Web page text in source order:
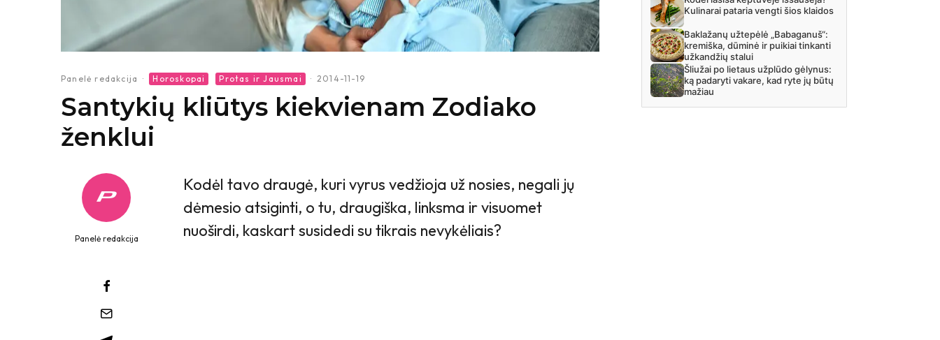
Panelė redakcija · Horoskopai Protas ir Jausmai · 2014-11-19
Santykių kliūtys kiekvienam Zodiako
ženklui
Panelė redakcija
Kodėl tavo draugė, kuri vyrus vedžioja už nosies, negali jų
dėmesio atsiginti, o tu, draugiška, linksma ir visuomet
nuoširdi, kaskart susidedi su tikrais nevykėliais?